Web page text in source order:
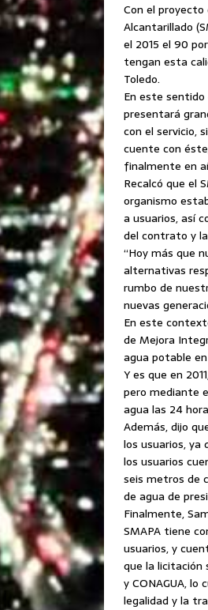
Con el
Alcantarillado
el 2015 el 90
tengan esta
Toledo.
En este
presentará
con el servicio,
cuente con
finalmente en
Recalcó que el
organismo
a usuarios, así
del contrato y
“Hoy más que
alternativas
rumbo de
nuevas
En este
de Mejora
agua potable
Y es que en
pero mediante
agua las 24
Además, dijo
los usuarios, ya
los usuarios
seis metros de
de agua de
Finalmente,
SMAPA tiene
usuarios, y
que la licitación
y CONAGUA,
legalidad y la